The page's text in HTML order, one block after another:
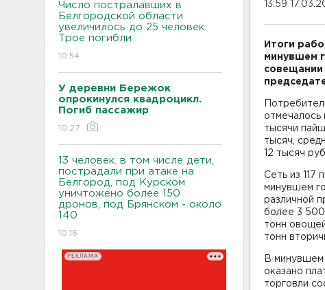
Число постралавших в
Белгородской области
увеличилось до 25 человек.
Трое погибли
10:54
У деревни Бережок
опрокинулся квадроцикл.
Погиб пассажир
10:27
13 человек. в том числе дети,
пострадали при атаке на
Белгород, под Курском
уничтожено более 150
дронов, под Брянском - около
140
10:16
РЕКЛАМА
13:59
Итоги
минувшем
совещании
тысячи
тысяч,
12 тысяч
Сеть из 117
минувшем
различной
более 3 500
тонн
тонн
В минувшем
оказано
торговли